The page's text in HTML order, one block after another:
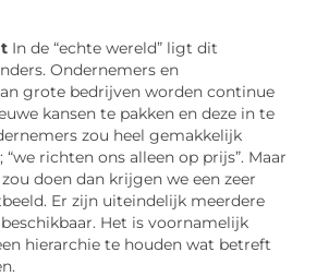
In de “echte wereld” ligt dit
Ondernemers en
grote bedrijven worden continue
kansen te pakken en deze in te
zou heel gemakkelijk
“we richten ons alleen op prijs”. Maar
doen dan krijgen we een zeer
Er zijn uiteindelijk meerdere
Het is voornamelijk
hierarchie te houden wat betreft